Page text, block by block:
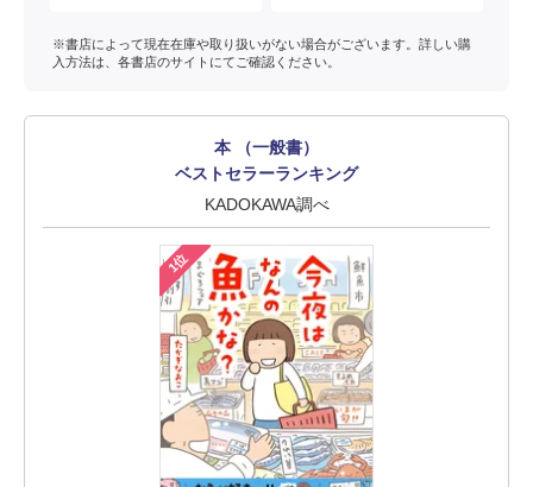
※書店によって現在在庫や取り扱いがない場合がございます。詳しい購
入方法は、各書店のサイトにてご確認ください。
本 （一般書）
ベストセラーランキング
KADOKAWA調べ
1位